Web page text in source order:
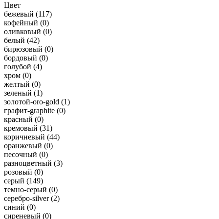
Цвет
бежевый (117)
кофейный (0)
оливковый (0)
белый (42)
бирюзовый (0)
бордовый (0)
голубой (4)
хром (0)
желтый (0)
зеленый (1)
золотой-oro-gold (1)
графит-graphite (0)
красный (0)
кремовый (31)
коричневый (44)
оранжевый (0)
песочный (0)
разноцветный (3)
розовый (0)
серый (149)
темно-серый (0)
серебро-silver (2)
синий (0)
сиреневый (0)